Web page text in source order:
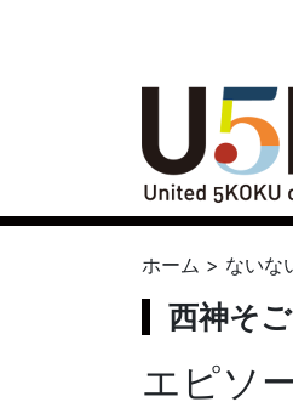
ホーム > ないな
西神そ
エピソ